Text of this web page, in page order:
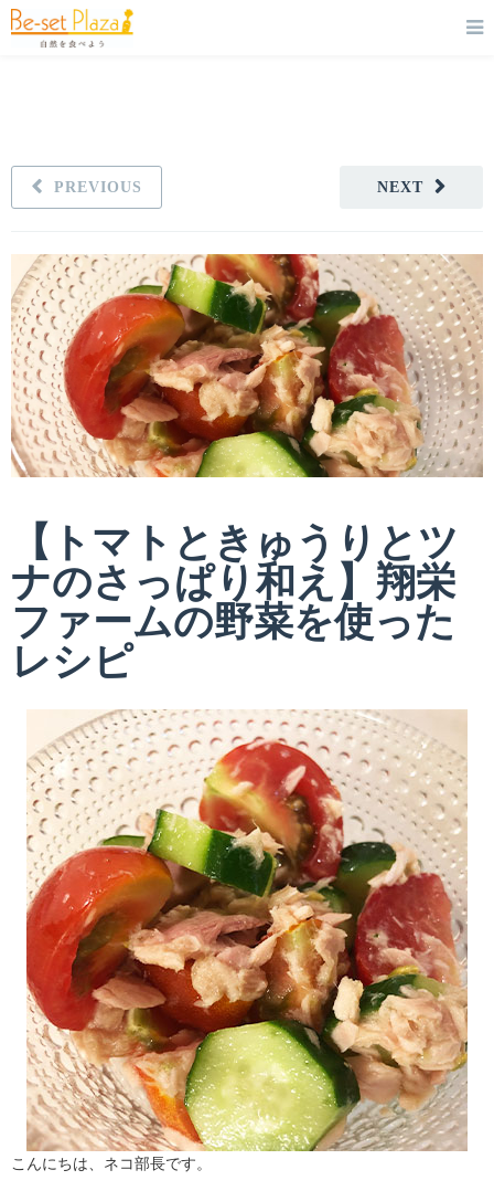
NEXT
PREVIOUS
【トマトときゅうりとツ
ナのさっぱり和え】翔栄
ファームの野菜を使った
レシピ
こんにちは、ネコ部長です。